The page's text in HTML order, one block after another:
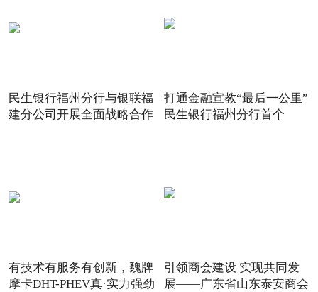
民生银行福州分行与银联福
建分公司开展全面战略合作
打通金融宣教“最后一公里”
民生银行福州分行首个
有技术有服务有创新，魏牌
摩卡DHT-PHEV真·实力强劲
引领商会建设 实现共同发
展——广东省山东泰安商会